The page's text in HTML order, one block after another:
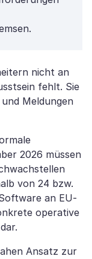
nicht an
fehlt. Sie
Meldungen
2026 müssen
von 24 bzw.
an EU-
operative
Ansatz zur